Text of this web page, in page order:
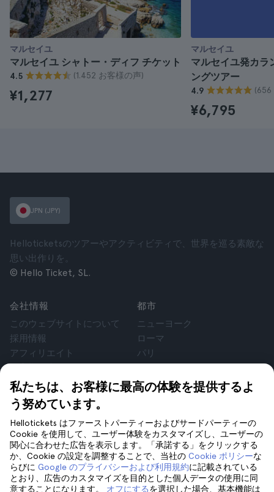
マルセイユ
マルセイユ シャトー・ディフ チケット
4.5 (1.452 お客様の声)
¥1,277
マルセイユ
マルセイユ発カラ
ングツアー
4.9 (656
¥6,795
私たちは、お客様に最高の体験を提供するよ
う努めています。
Hellotickets はファーストパーティーおよびサードパーティーの
Cookie を使用して、ユーザー体験をカスタマイズし、ユーザーの
関心に合わせた広告を表示します。「承諾する」をクリックする
か、Cookie の設定を調整することで、当社の Cookie ポリシーな
らびに Google のプライバシーおよび利用規約に記載されている
とおり、広告のカスタマイズを目的とした個人データの使用に同
意することになります。 オフにするを選択した場合、基本機能は
JPN (JPY)
Helloticketsのツアーやアクティビティで、世界を巡る素敵な
思い出作りを。
© Hello Ticket, SL.
会社情報
このウェブサイトについて
採用情報
アフィリエイト
個人情報保護方針
利用規約
法律相談
cookie
都市
ニューヨーク
ローマ
パリ
グラナダ
サポート
サポート
フォローしてください